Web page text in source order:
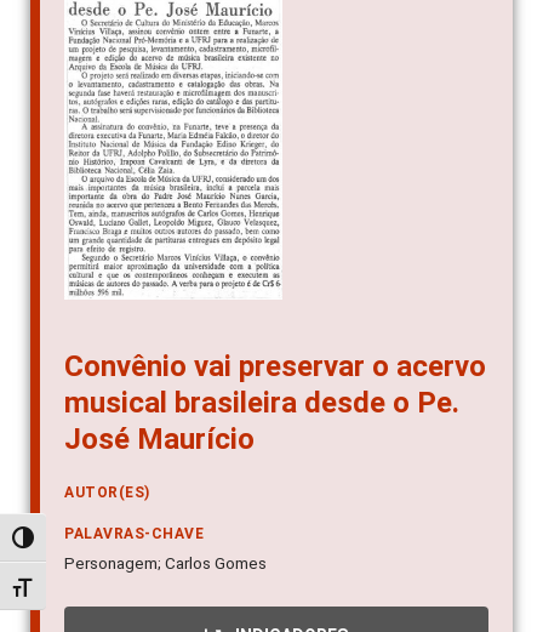
Alternar alto contraste
Alternar tamanho da fonte
Convênio vai preservar o acervo
musical brasileira desde o Pe.
José Maurício
AUTOR(ES)
PALAVRAS-CHAVE
Personagem; Carlos Gomes